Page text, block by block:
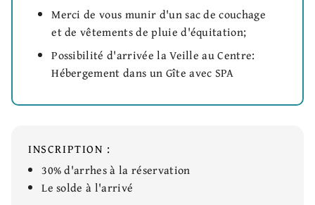
Merci de vous munir d'un sac de couchage
et de vêtements de pluie d'équitation;
Possibilité d'arrivée la Veille au Centre:
Hébergement dans un Gîte avec SPA
INSCRIPTION :
30% d'arrhes à la réservation
Le solde à l'arrivé